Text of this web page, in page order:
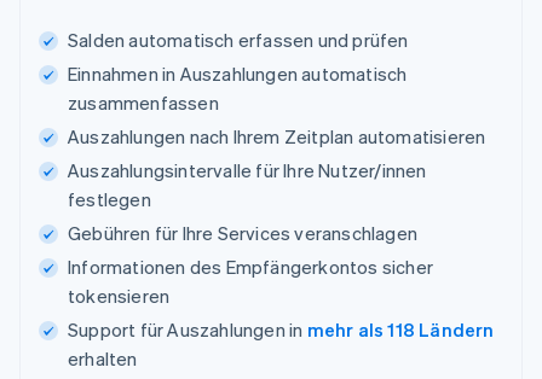
Salden automatisch erfassen und prüfen
Einnahmen in Auszahlungen automatisch
zusammenfassen
Auszahlungen nach Ihrem Zeitplan automatisieren
Auszahlungsintervalle für Ihre Nutzer/innen
festlegen
Gebühren für Ihre Services veranschlagen
Informationen des Empfängerkontos sicher
tokensieren
Support für Auszahlungen in mehr als 118 Ländern
erhalten